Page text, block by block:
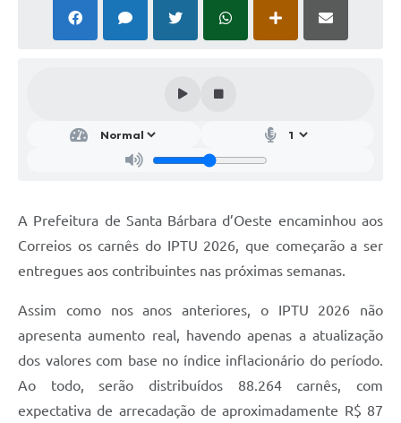
Certidão Negativa de Empresa
Parcerias com Organização da Sociedade Civil (OSC)
Conselhos Municipais
Principal
Galeria de Fotos
Notícias
Legislação
A Prefeitura de Santa Bárbara d’Oeste encaminhou aos
Correios os carnês do IPTU 2026, que começarão a ser
entregues aos contribuintes nas próximas semanas.
Assim como nos anos anteriores, o IPTU 2026 não
apresenta aumento real, havendo apenas a atualização
dos valores com base no índice inflacionário do período.
Ao todo, serão distribuídos 88.264 carnês, com
expectativa de arrecadação de aproximadamente R$ 87